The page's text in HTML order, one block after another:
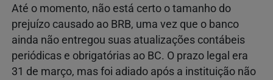
Até o momento, não está certo o tamanho do
prejuízo causado ao BRB, uma vez que o banco
ainda não entregou suas atualizações contábeis
periódicas e obrigatórias ao BC. O prazo legal era
31 de março, mas foi adiado após a instituição não